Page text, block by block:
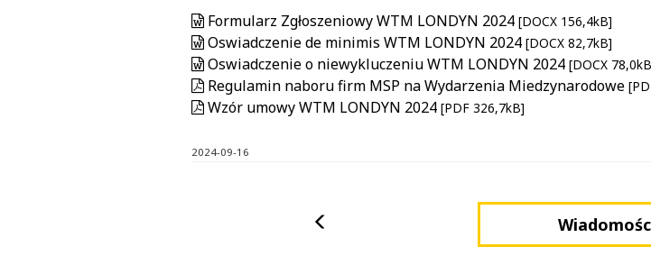
Formularz Zgłoszeniowy WTM LONDYN 2024 [DOCX 156,4kB]
Oswiadczenie de minimis WTM LONDYN 2024 [DOCX 82,7kB]
Oswiadczenie o niewykluczeniu WTM LONDYN 2024 [DOCX
Regulamin naboru firm MSP na Wydarzenia Miedzynarodowe
Wzór umowy WTM LONDYN 2024 [PDF 326,7kB]
2024-09-16